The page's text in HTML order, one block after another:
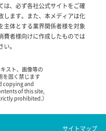
は、必ず各社公式サイトをご確
します。また、本メディアは化
主体とする業界関係者様を対象
費者様向けに作成したものでは
。
スト、画像等の
を固く禁じます
copying and
of this site,
prohibited.）
サイトマップ